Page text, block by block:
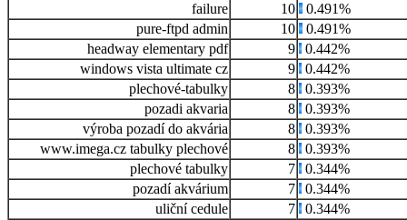
failure
10
0.491%
pure-ftpd admin
10
0.491%
headway elementary pdf
9
0.442%
windows vista ultimate cz
9
0.442%
plechové-tabulky
8
0.393%
pozadi akvaria
8
0.393%
výroba pozadí do akvária
8
0.393%
www.imega.cz tabulky plechové
8
0.393%
plechové tabulky
7
0.344%
pozadí akvárium
7
0.344%
uliční cedule
7
0.344%